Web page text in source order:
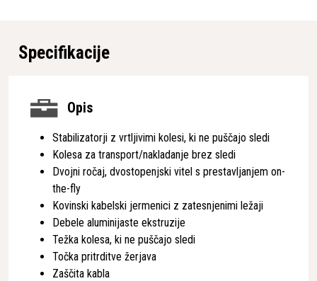
Specifikacije
Opis
Stabilizatorji z vrtljivimi kolesi, ki ne puščajo sledi
Kolesa za transport/nakladanje brez sledi
Dvojni ročaj, dvostopenjski vitel s prestavljanjem on-
the-fly
Kovinski kabelski jermenici z zatesnjenimi ležaji
Debele aluminijaste ekstruzije
Težka kolesa, ki ne puščajo sledi
Točka pritrditve žerjava
Zaščita kabla